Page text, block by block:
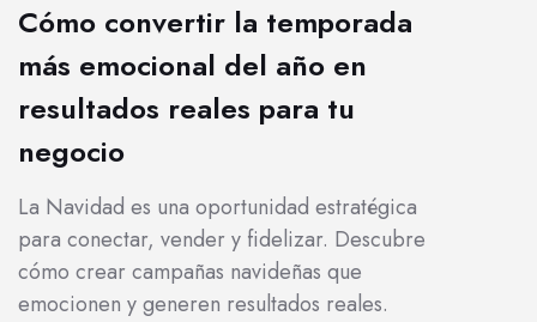
Cómo convertir la temporada
más emocional del año en
resultados reales para tu
negocio
La Navidad es una oportunidad estratégica
para conectar, vender y fidelizar. Descubre
cómo crear campañas navideñas que
emocionen y generen resultados reales.